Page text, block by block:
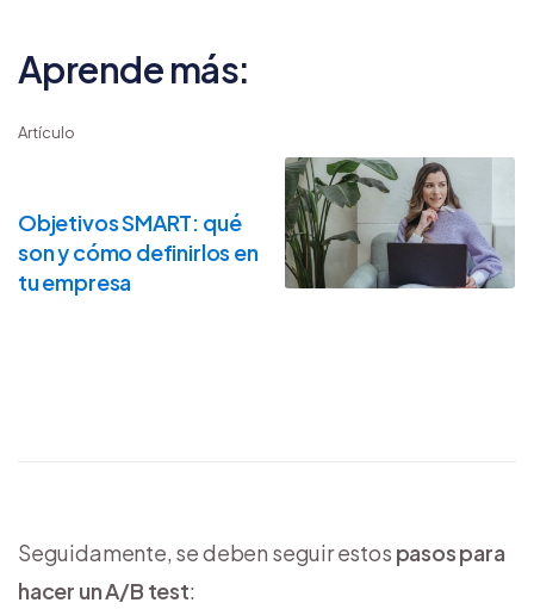
Aprende más:
Artículo
Objetivos SMART: qué
son y cómo definirlos en
tu empresa
Seguidamente, se deben seguir estos pasos para
hacer un A/B test: